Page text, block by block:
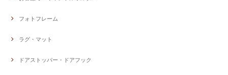
フォトフレーム
ラグ・マット
ドアストッパー・ドアフック